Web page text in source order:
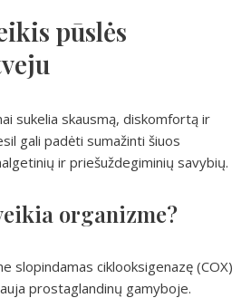
pūslės
sukelia skausmą, diskomfortą ir
gali padėti sumažinti šiuos
ir priešuždegiminių savybių.
organizme?
slopindamas ciklooksigenazę (COX)
prostaglandinų gamyboje.